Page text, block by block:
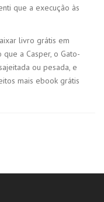
que a execução às
livro grátis em
a Casper, o Gato-
ou pesada, e
mais ebook grátis